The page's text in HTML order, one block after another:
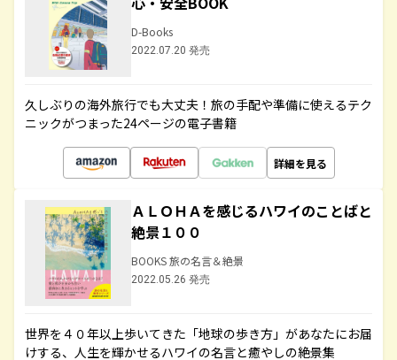
D-Books
2022.07.20 発売
久しぶりの海外旅行でも大丈夫！旅の手配や準備に使えるテク
ニックがつまった24ページの電子書籍
詳細を見る
ＡＬＯＨＡを感じるハワイのことばと
絶景１００
BOOKS 旅の名言＆絶景
2022.05.26 発売
世界を４０年以上歩いてきた「地球の歩き方」があなたにお届
けする、人生を輝かせるハワイの名言と癒やしの絶景集